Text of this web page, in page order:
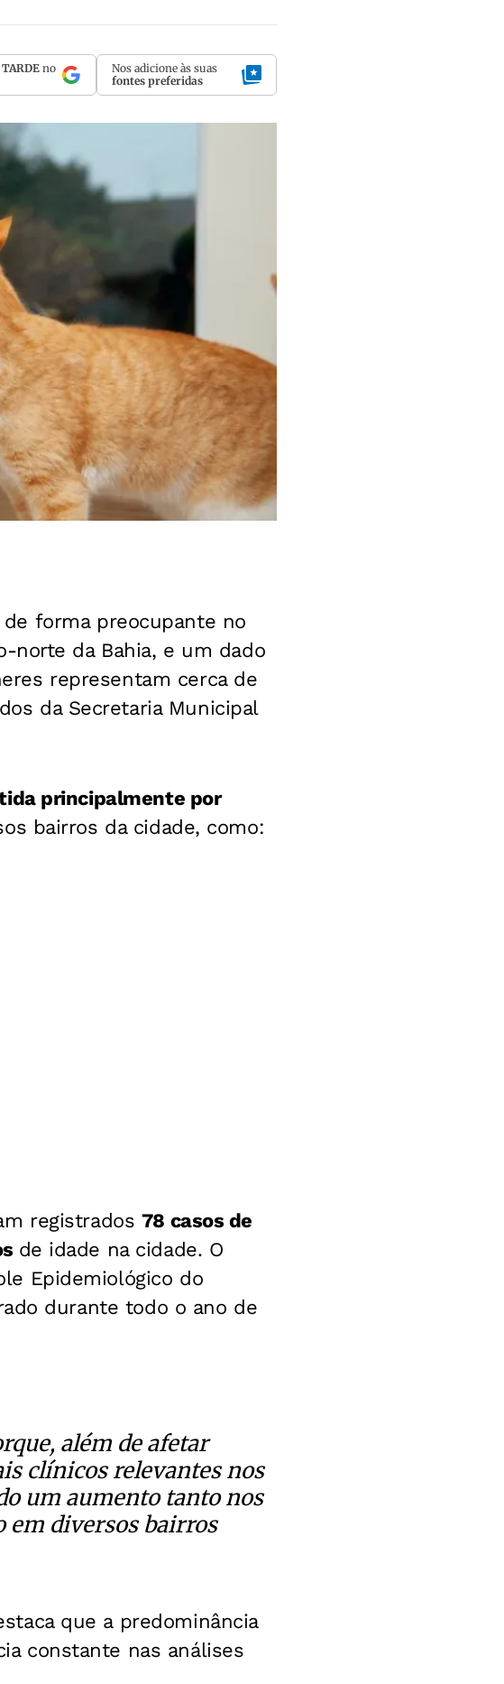
TARDEno
Nos adicione às suas
fontes preferidas
forma preocupante no
norte da Bahia, e um dado
representam cerca de
da Secretaria Municipal
principalmente por
bairros da cidade, como:
registrados 78 casos de
de idade na cidade. O
Epidemiológico do
durante todo o ano de
além de afetar
clínicos relevantes nos
um aumento tanto nos
em diversos bairros
que a predominância
constante nas análises